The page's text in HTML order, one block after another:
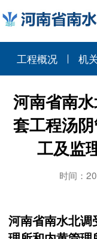
工程概况 机
河南省南
套工程汤
工及监
时间：
河南省南水北调